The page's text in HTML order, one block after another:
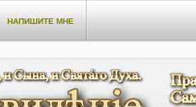
НАПИШИТЕ МНЕ